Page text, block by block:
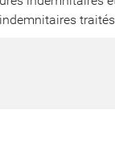
indemnitaires